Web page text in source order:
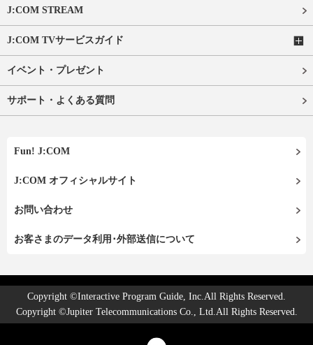
J:COM STREAM
J:COM TVサービスガイド
イベント・プレゼント
サポート・よくある質問
Fun! J:COM
J:COM オフィシャルサイト
お問い合わせ
お客さまのデータ利用･外部送信について
Copyright ©Interactive Program Guide, Inc.All Rights Reserved.
Copyright ©Jupiter Telecommunications Co., Ltd.All Rights Reserved.